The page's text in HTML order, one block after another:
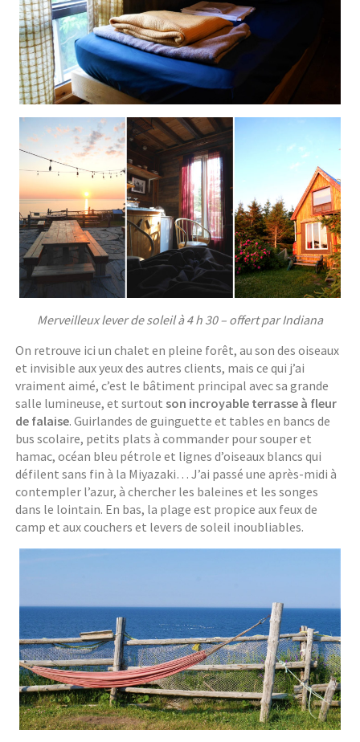
Merveilleux lever de soleil à 4 h 30 – offert par Indiana
On retrouve ici un chalet en pleine forêt, au son des oiseaux
et invisible aux yeux des autres clients, mais ce qui j’ai
vraiment aimé, c’est le bâtiment principal avec sa grande
salle lumineuse, et surtoutson incroyable terrasse à fleur
de falaise. Guirlandes de guinguette et tables en bancs de
bus scolaire, petits plats à commander pour souper et
hamac, océan bleu pétrole et lignes d’oiseaux blancs qui
défilent sans fin à la Miyazaki… J’ai passé une après-midi à
contempler l’azur, à chercher les baleines et les songes
dans le lointain. En bas, la plage est propice aux feux de
camp et aux couchers et levers de soleil inoubliables.